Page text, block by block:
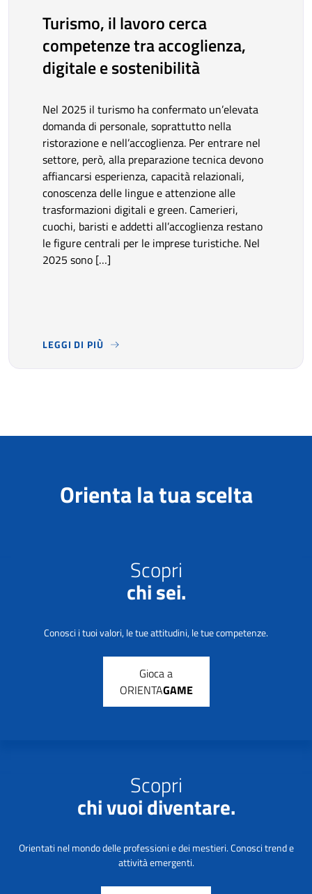
Turismo, il lavoro cerca
competenze tra accoglienza,
digitale e sostenibilità
Nel 2025 il turismo ha confermato un’elevata
domanda di personale, soprattutto nella
ristorazione e nell’accoglienza. Per entrare nel
settore, però, alla preparazione tecnica devono
affiancarsi esperienza, capacità relazionali,
conoscenza delle lingue e attenzione alle
trasformazioni digitali e green. Camerieri,
cuochi, baristi e addetti all’accoglienza restano
le figure centrali per le imprese turistiche. Nel
2025 sono […]
LEGGI DI PIÙ
NEL 2025 IL TURISMO HA CONFERMATO UN’ELEVATA
Orienta la tua scelta
Scopri
chi sei.
Conosci i tuoi valori, le tue attitudini, le tue competenze.
Gioca a
ORIENTAGAME
Scopri
chi vuoi diventare.
Orientati nel mondo delle professioni e dei mestieri. Conosci trend e
attività emergenti.